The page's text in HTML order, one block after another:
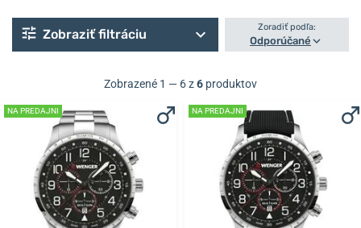
Zobraziť filtráciu Zoradiť podľa:
Odporúčané
Zobrazené 1 — 6 z6 produktov
NA PREDAJNI NA PREDAJNI